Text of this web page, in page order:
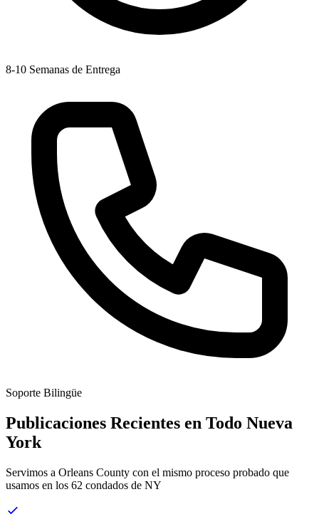
8-10 Semanas de Entrega
Soporte Bilingüe
Publicaciones Recientes en Todo Nueva
York
Servimos a Orleans County con el mismo proceso probado que
usamos en los 62 condados de NY